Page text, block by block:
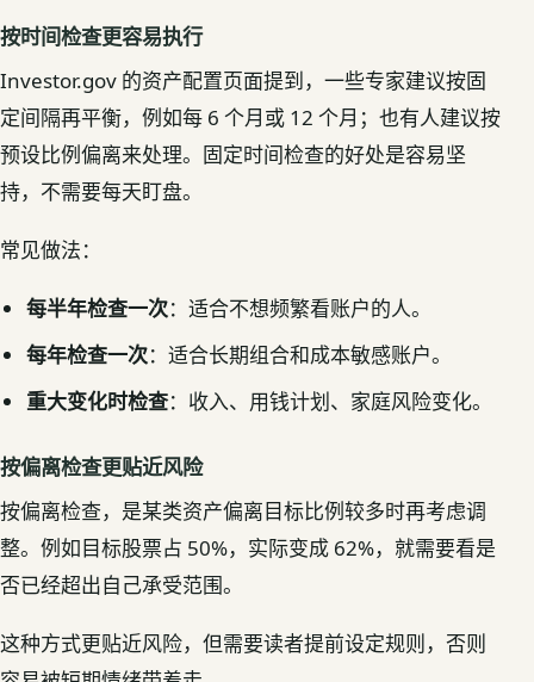
按时间检查更容易执行
Investor.gov 的资产配置页面提到，一些专家建议按固
定间隔再平衡，例如每 6 个月或 12 个月；也有人建议按
预设比例偏离来处理。固定时间检查的好处是容易坚
持，不需要每天盯盘。
常见做法：
每半年检查一次：适合不想频繁看账户的人。
每年检查一次：适合长期组合和成本敏感账户。
重大变化时检查：收入、用钱计划、家庭风险变化。
按偏离检查更贴近风险
按偏离检查，是某类资产偏离目标比例较多时再考虑调
整。例如目标股票占 50%，实际变成 62%，就需要看是
否已经超出自己承受范围。
这种方式更贴近风险，但需要读者提前设定规则，否则